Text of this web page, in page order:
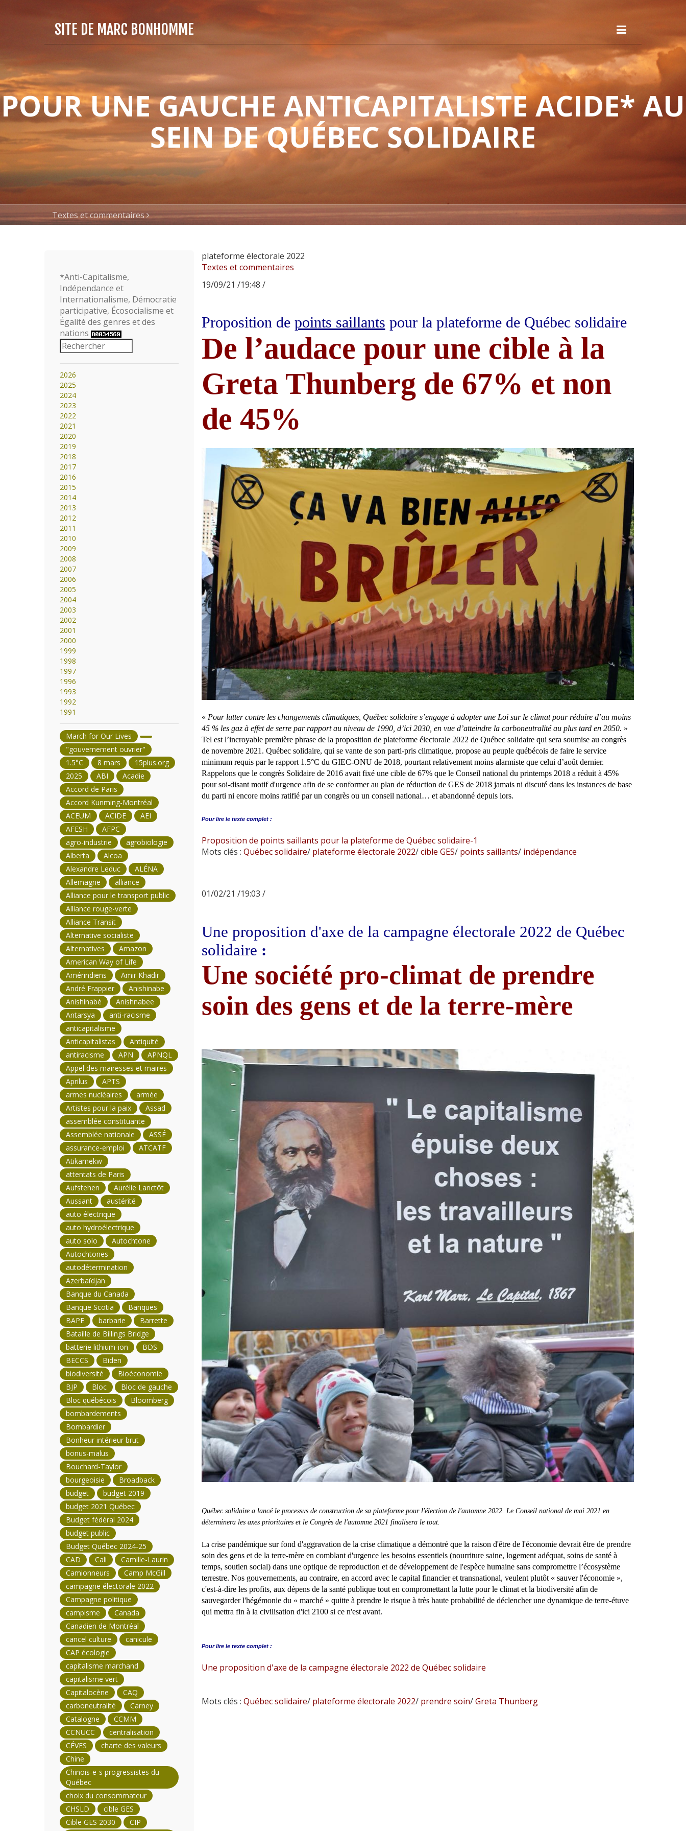
SITE DE MARC BONHOMME
POUR UNE GAUCHE ANTICAPITALISTE ACIDE* AU
SEIN DE QUÉBEC SOLIDAIRE
Textes et commentaires
plateforme électorale 2022
Textes et commentaires
19/09/21 /19:48 /
Proposition de points saillants pour la plateforme de Québec solidaire
De l’audace pour une cible à la
Greta Thunberg de 67% et non
de 45%
« Pour lutter contre les changements climatiques, Québec solidaire s’engage à adopter une Loi sur le climat pour réduire d’au moins
45 % les gaz à effet de serre par rapport au niveau de 1990, d’ici 2030, en vue d’atteindre la carboneutralité au plus tard en 2050. »
Tel est l’incroyable première phrase de la proposition de plateforme électorale 2022 de Québec solidaire qui sera soumise au congrès
de novembre 2021. Québec solidaire, qui se vante de son parti-pris climatique, propose au peuple québécois de faire le service
minimum requis par le rapport 1.5°C du GIEC-ONU de 2018, pourtant relativement moins alarmiste que celui d’août dernier.
Rappelons que le congrès Solidaire de 2016 avait fixé une cible de 67% que le Conseil national du printemps 2018 a réduit à 45%
pour soi-disant motif d'urgence afin de se conformer au plan de réduction de GES de 2018 jamais ni discuté dans les instances de base
du parti ni encore moins ratifié par un congrès ou un conseil national… et abandonné depuis lors.
Pour lire le texte complet :
Proposition de points saillants pour la plateforme de Québec solidaire-1
Mots clés : Québec solidaire/plateforme électorale 2022/cible GES/points saillants/indépendance
01/02/21 /19:03 /
Une proposition d'axe de la campagne électorale 2022 de Québec
solidaire :
Une société pro-climat de prendre
soin des gens et de la terre-mère
Québec solidaire a lancé le processus de construction de sa plateforme pour l'élection de l'automne 2022. Le Conseil national de mai 2021 en
déterminera les axes prioritaires et le Congrès de l'automne 2021 finalisera le tout.
La crise pandémique sur fond d'aggravation de la crise climatique a démontré que la raison d'être de l'économie devrait être de prendre
soin des gens et de la terre-mère en comblant d'urgence les besoins essentiels (nourriture saine, logement adéquat, soins de santé à
temps, soutien social) dans une optique de reproduction et de développement de l'espèce humaine sans compromettre l’écosystème
terrestre. Nos gouvernements, au contraire, en accord avec le capital financier et transnational, veulent plutôt « sauver l'économie »,
c'est-à-dire les profits, aux dépens de la santé publique tout en compromettant la lutte pour le climat et la biodiversité afin de
sauvegarder l'hégémonie du « marché » quitte à prendre le risque à très haute probabilité de déclencher une dynamique de terre-étuve
qui mettra fin à la civilisation d'ici 2100 si ce n'est avant.
Pour lire le texte complet :
Une proposition d'axe de la campagne électorale 2022 de Québec solidaire
Mots clés : Québec solidaire/plateforme électorale 2022/prendre soin/Greta Thunberg
*Anti-Capitalisme,
Indépendance et
Internationalisme, Démocratie
participative, Écosocialisme et
Égalité des genres et des
nations
2026
2025
2024
2023
2022
2021
2020
2019
2018
2017
2016
2015
2014
2013
2012
2011
2010
2009
2008
2007
2006
2005
2004
2003
2002
2001
2000
1999
1998
1997
1996
1993
1992
1991
March for Our Lives
"gouvernement ouvrier"
1.5°C
8 mars
15plus.org
2025
ABI
Acadie
Accord de Paris
Accord Kunming-Montréal
ACEUM
ACIDE
AEI
AFESH
AFPC
agro-industrie
agrobiologie
Alberta
Alcoa
Alexandre Leduc
ALÉNA
Allemagne
alliance
Alliance pour le transport public
Alliance rouge-verte
Alliance Transit
Alternative socialiste
Alternatives
Amazon
American Way of Life
Amérindiens
Amir Khadir
André Frappier
Anishinabe
Anishinabé
Anishnabee
Antarsya
anti-racisme
anticapitalisme
Anticapitalistas
Antiquité
antiracisme
APN
APNQL
Appel des mairesses et maires
Aprilus
APTS
armes nucléaires
armée
Artistes pour la paix
Assad
assemblée constituante
Assemblée nationale
ASSÉ
assurance-emploi
ATCATF
Atikamekw
attentats de Paris
Aufstehen
Aurélie Lanctôt
Aussant
austérité
auto électrique
auto hydroélectrique
auto solo
Autochtone
Autochtones
autodétermination
Azerbaïdjan
Banque du Canada
Banque Scotia
Banques
BAPE
barbarie
Barrette
Bataille de Billings Bridge
batterie lithium-ion
BDS
BECCS
Biden
biodiversité
Bioéconomie
BJP
Bloc
Bloc de gauche
Bloc québécois
Bloomberg
bombardements
Bombardier
Bonheur intérieur brut
bonus-malus
Bouchard-Taylor
bourgeoisie
Broadback
budget
budget 2019
budget 2021 Québec
Budget fédéral 2024
budget public
Budget Québec 2024-25
CAD
Cali
Camille-Laurin
Camionneurs
Camp McGill
campagne électorale 2022
Campagne politique
campisme
Canada
Canadien de Montréal
cancel culture
canicule
CAP écologie
capitalisme marchand
capitalisme vert
Capitalocène
CAQ
carboneutralité
Carney
Catalogne
CCMM
CCNUCC
centralisation
CÉVES
charte des valeurs
Chine
Chinois-e-s progressistes du
Québec
choix du consommateur
CHSLD
cible GES
Cible GES 2030
CIP